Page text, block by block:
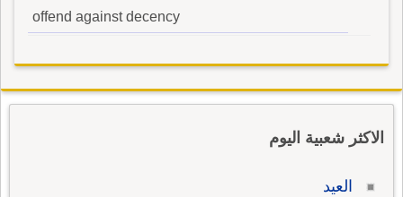
offend against decency
الاكثر شعبية اليوم
العيد